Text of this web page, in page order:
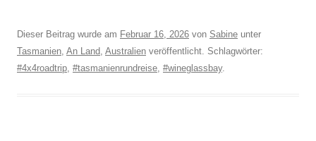
Dieser Beitrag wurde am Februar 16, 2026 von Sabine unter
Tasmanien, An Land, Australien veröffentlicht. Schlagwörter:
#4x4roadtrip, #tasmanienrundreise, #wineglassbay.